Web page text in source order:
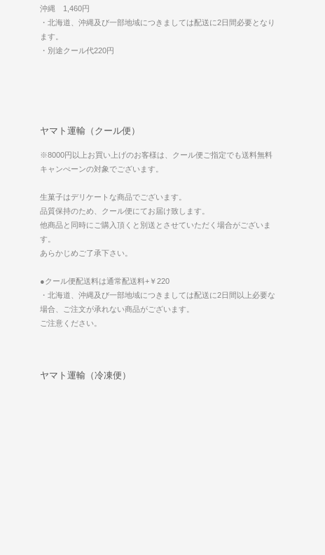
沖縄 1,460円
・北海道、沖縄及び一部地域につきましては配送に2日間必要となり
ます。
・別途クール代220円
ヤマト運輸（クール便）
※8000円以上お買い上げのお客様は、クール便ご指定でも送料無料
キャンぺーンの対象でございます。
生菓子はデリケートな商品でございます。
品質保持のため、クール便にてお届け致します。
他商品と同時にご購入頂くと別送とさせていただく場合がございま
す。
あらかじめご了承下さい。
●クール便配送料は通常配送料+￥220
・北海道、沖縄及び一部地域につきましては配送に2日間以上必要な
場合、ご注文が承れない商品がございます。
ご注意ください。
ヤマト運輸（冷凍便）